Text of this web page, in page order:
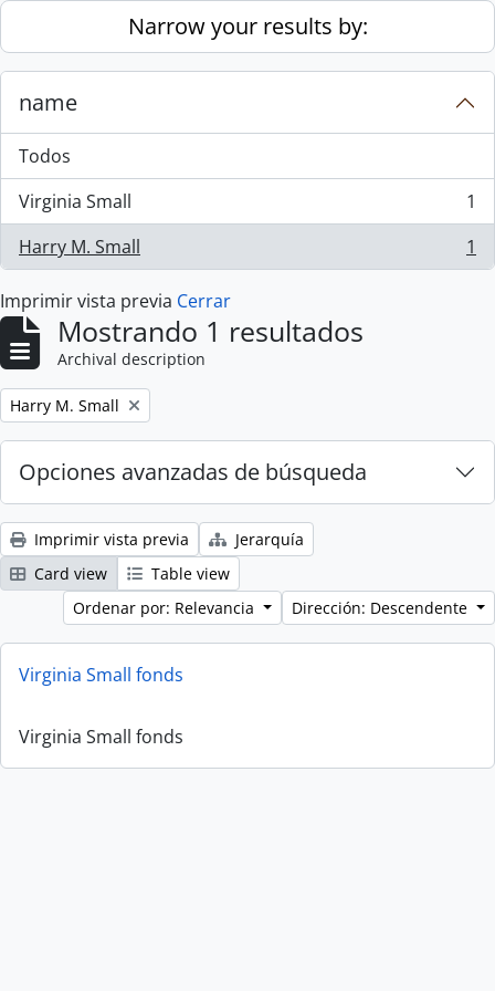
Skip to main contentNarrow your results by:
name
Todos
Virginia Small
, 1 resultados
1
Harry M. Small
, 1 resultados 1
Imprimir vista previa Cerrar
Mostrando 1 resultados
Archival description
Remove filter:
Harry M. Small
Opciones avanzadas de búsqueda
Imprimir vista previa
Jerarquía
Card view
Table view
Ordenar por: Relevancia
Dirección: Descendente
Virginia Small fonds
Virginia Small fonds